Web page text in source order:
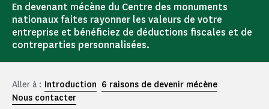
En devenant mécène du Centre des monuments
nationaux faites rayonner les valeurs de votre
entreprise et bénéficiez de déductions fiscales et de
contreparties personnalisées.
Aller à : Introduction 6 raisons de devenir mécène
Nous contacter